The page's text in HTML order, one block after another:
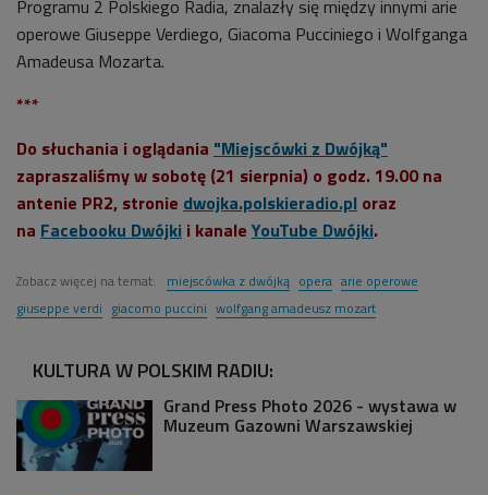
Programu 2 Polskiego Radia, znalazły się między innymi arie
operowe Giuseppe Verdiego, Giacoma Pucciniego i Wolfganga
Amadeusa Mozarta.
***
Do słuchania i oglądania "Miejscówki z Dwójką"
zapraszaliśmy w sobotę (21 sierpnia) o godz. 19.00 na
antenie PR2, stronie dwojka.polskieradio.pl oraz
na Facebooku Dwójki i kanale YouTube Dwójki.
Zobacz więcej na temat: miejscówka z dwójką opera arie operowe
giuseppe verdi giacomo puccini wolfgang amadeusz mozart
KULTURA W POLSKIM RADIU:
Grand Press Photo 2026 - wystawa w
Muzeum Gazowni Warszawskiej